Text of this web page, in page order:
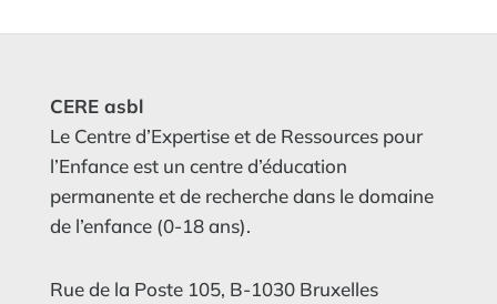
CERE asbl
Le Centre d’Expertise et de Ressources pour
l’Enfance est un centre d’éducation
permanente et de recherche dans le domaine
de l’enfance (0-18 ans).
Rue de la Poste 105, B-1030 Bruxelles